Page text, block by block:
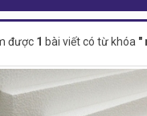
được 1 bài viết có từ khóa "